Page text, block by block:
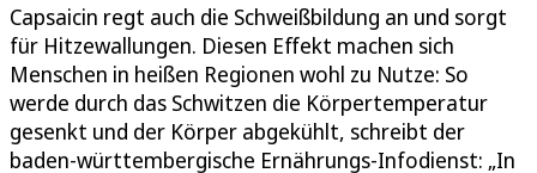
Capsaicin regt auch die Schweißbildung an und sorgt
für Hitzewallungen. Diesen Effekt machen sich
Menschen in heißen Regionen wohl zu Nutze: So
werde durch das Schwitzen die Körpertemperatur
gesenkt und der Körper abgekühlt, schreibt der
baden-württembergische Ernährungs-Infodienst: „In